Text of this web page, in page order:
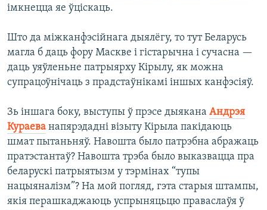
імкнецца яе ўціскаць.
Што да міжканфэсійнага дыялёгу, то тут Беларусь
магла б даць фору Маскве і гістарычна і сучасна —
даць уяўленьне патрыярху Кірылу, як можна
супрацоўнічаць з прадстаўнікамі іншых канфэсіяў.
Зь іншага боку, выступы ў прэсе дыякана Андрэя
Кураева напярэдадні візыту Кірыла пакідаюць
шмат пытаньняў. Навошта было патрэбна абражаць
пратэстантаў? Навошта трэба было выказвацца пра
беларускі патрыятызм у тэрмінах “тупы
нацыяналізм”? На мой погляд, гэта старыя штампы,
якія перашкаджаюць успрыняцьцю праваслаўя ў